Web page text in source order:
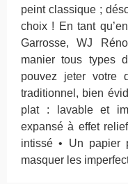
peint classique ;
choix ! En tant
Garrosse, WJ
manier tous types
pouvez jeter votre
traditionnel, bien
plat : lavable et
expansé à effet
intissé • Un papier
masquer les